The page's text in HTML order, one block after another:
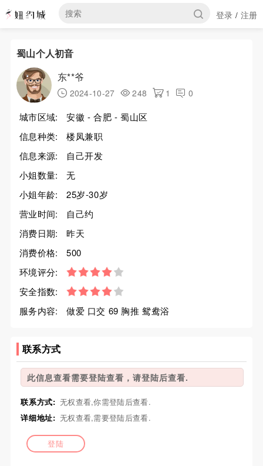
登录 / 注册
蜀山个人初音
东**爷
2024-10-27 248 1 0
城市区域:
安徽 - 合肥 - 蜀山区
信息种类:
楼凤兼职
信息来源:
自己开发
小姐数量:
无
小姐年龄:
25岁-30岁
营业时间:
自己约
消费日期:
昨天
消费价格:
500
环境评分:
安全指数:
服务内容:
做爱 口交 69 胸推 鸳鸯浴
联系方式
此信息查看需要登陆查看，请登陆后查看.
联系方式: 无权查看,你需登陆后查看.
详细地址: 无权查看,需要登陆后查看.
登陆